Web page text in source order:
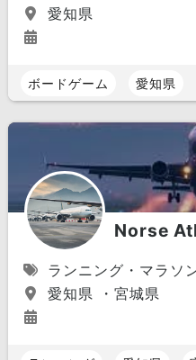
愛知県
ボードゲーム 愛知県
Norse
ランニング・マラソ
愛知県 ・宮城県